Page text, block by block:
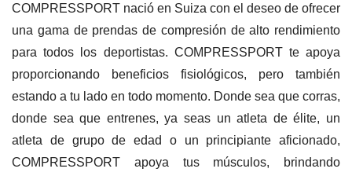
COMPRESSPORT nació en Suiza con el deseo de ofrecer
una gama de prendas de compresión dealto rendimiento
para todos los deportistas. COMPRESSPORT te apoya
proporcionando beneficios fisiológicos, pero también
estando a tu lado en todo momento. Donde sea que corras,
donde sea que entrenes, ya seas un atleta de élite, un
atleta de grupo de edad o un principiante aficionado,
COMPRESSPORT apoya tus músculos, brindando